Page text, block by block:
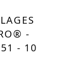
-
- 10